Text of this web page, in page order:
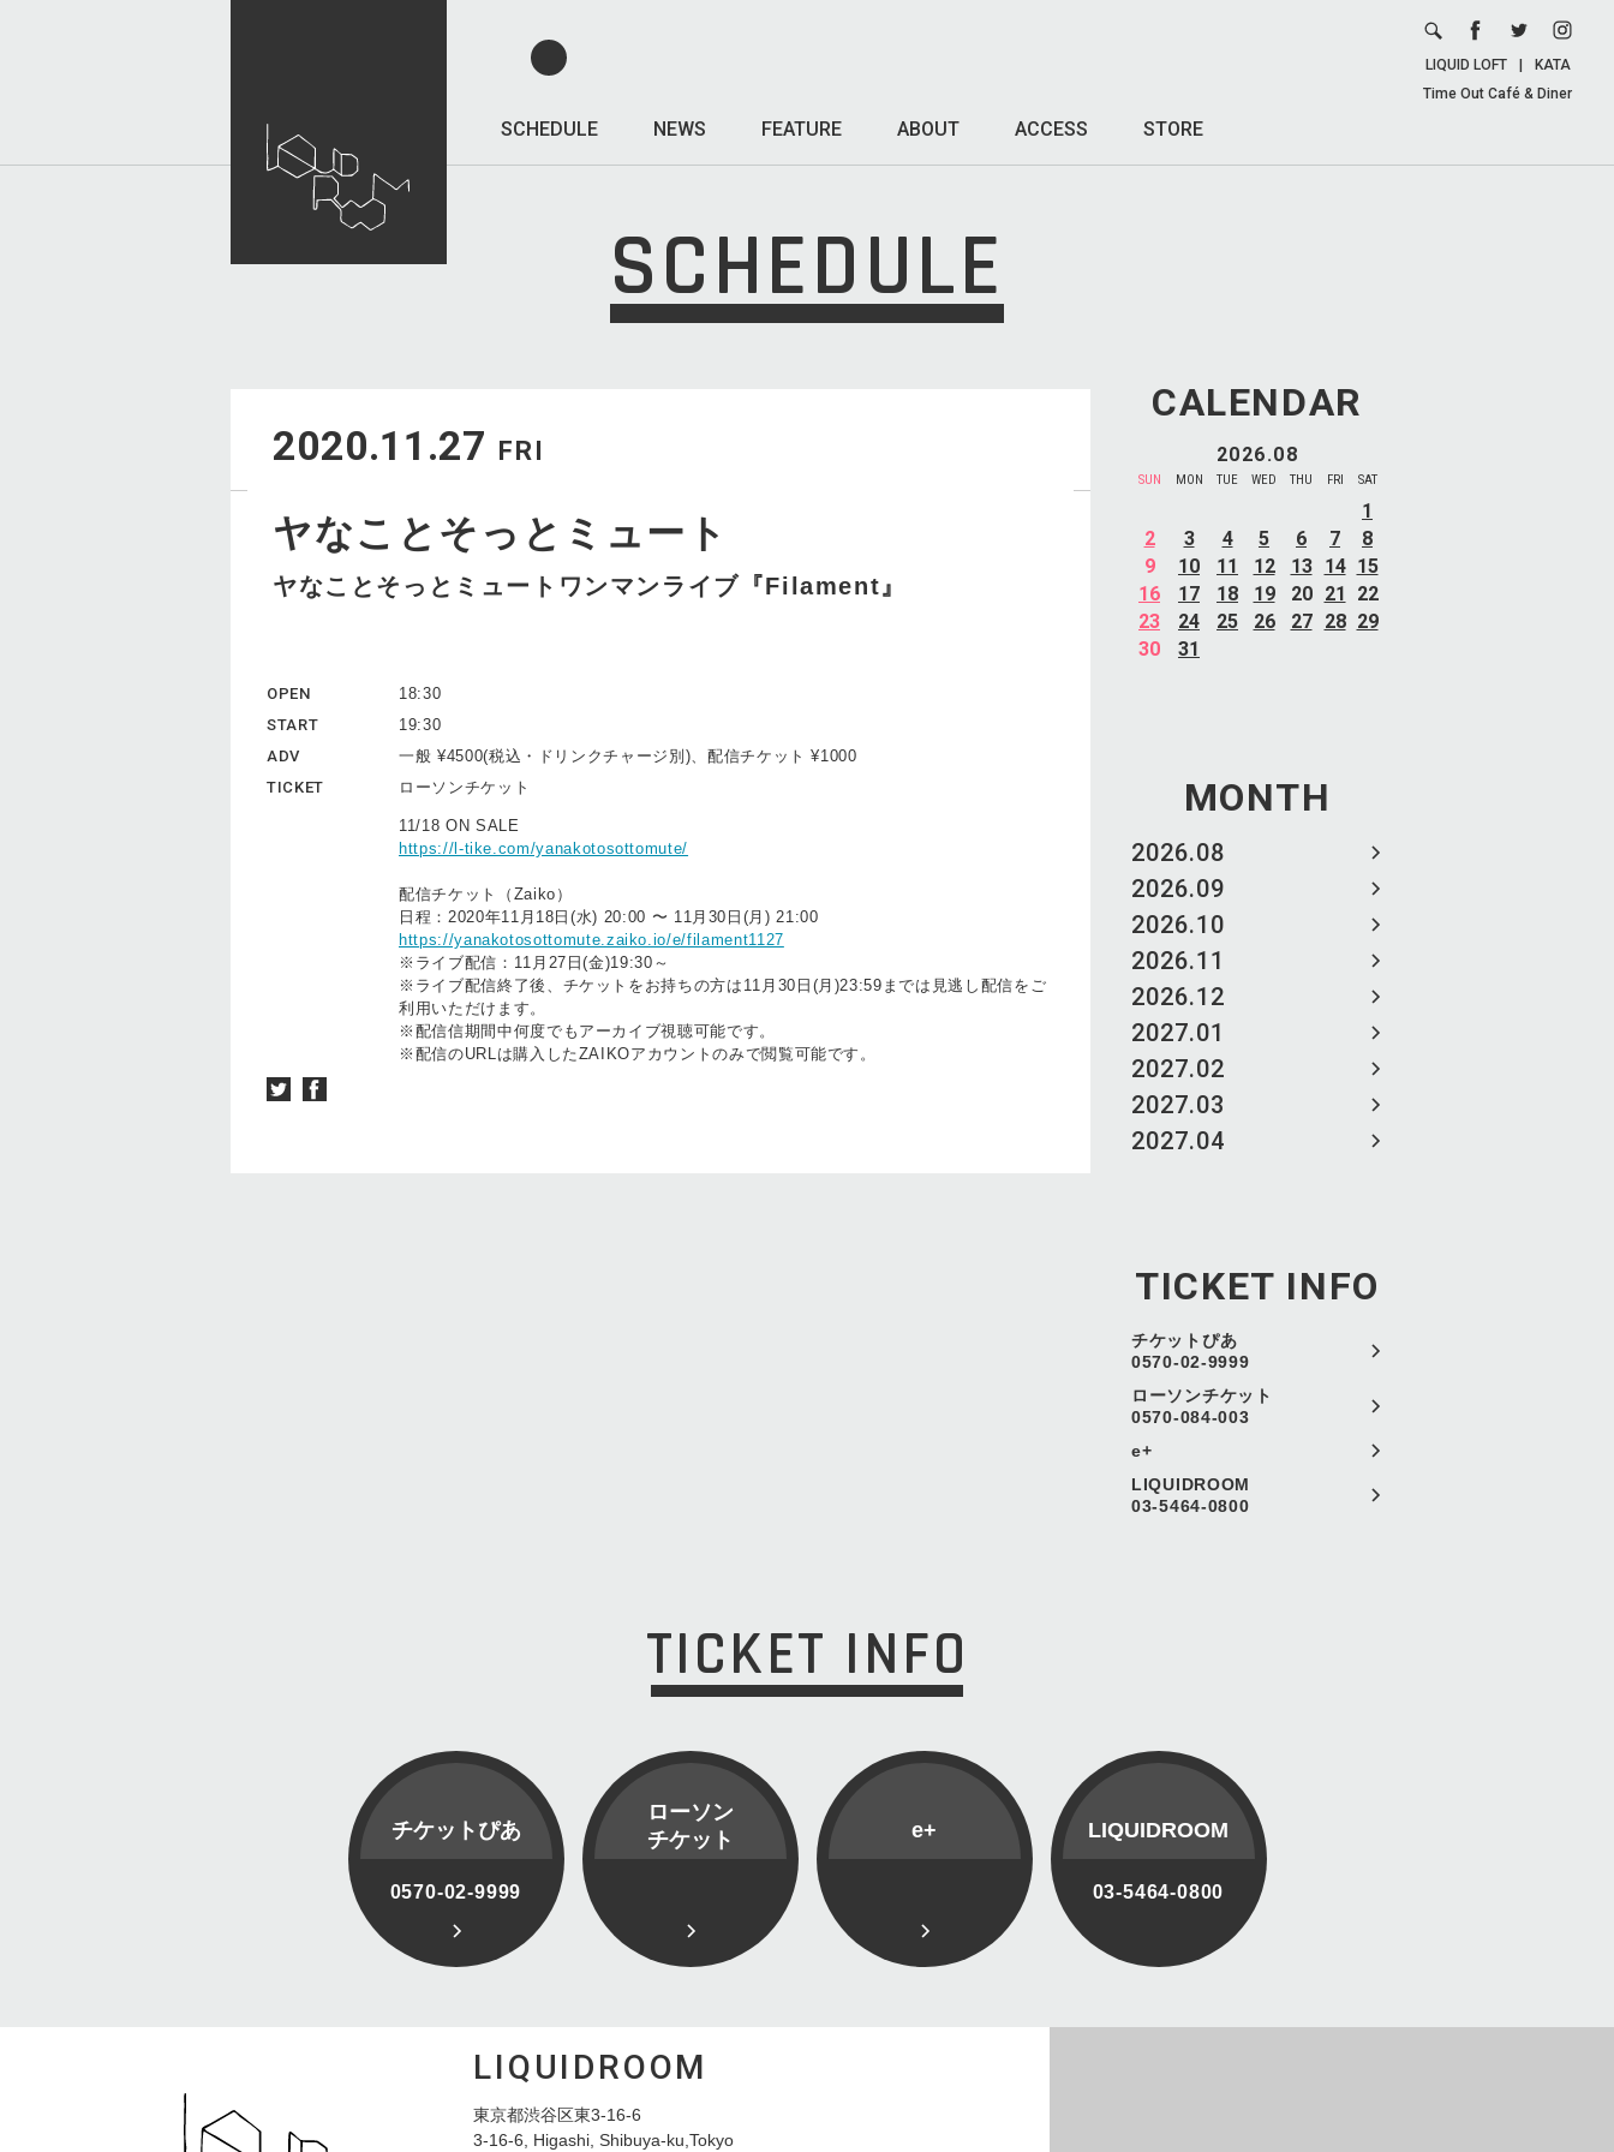
SCHEDULE NEWS FEATURE ABOUT ACCESS STORE
LIQUID LOFT
KATA
Time Out Café & Diner
SCHEDULE
CALENDAR
2026.08
SUN MON TUE WED THU FRI SAT
1
2
3 4 5 6 7
8
9
10 11 12 13 14 15
16
17 18 19 20 21
22
23
24 25 26 27 28 29
30
31
MONTH
2026.08
2026.09
2026.10
2026.11
2026.12
2027.01
2027.02
2027.03
2027.04
TICKET INFO
チケットぴあ
0570-02-9999
ローソンチケット
0570-084-003
e+
LIQUIDROOM
03-5464-0800
2020.11.27 FRI
ヤなことそっとミュート
ヤなことそっとミュートワンマンライブ『Filament』
OPEN
18:30
START
19:30
ADV
一般 ¥4500(税込・ドリンクチャージ別)、配信チケット ¥1000
TICKET
ローソンチケット
11/18 ON SALE
https://l-tike.com/yanakotosottomute/
配信チケット（Zaiko）
日程：2020年11月18日(水) 20:00 〜 11月30日(月) 21:00
https://yanakotosottomute.zaiko.io/e/filament1127
※ライブ配信：11月27日(金)19:30～
※ライブ配信終了後、チケットをお持ちの方は11月30日(月)23:59までは見逃し配信をご
利用いただけます。
※配信信期間中何度でもアーカイブ視聴可能です。
※配信のURLは購入したZAIKOアカウントのみで閲覧可能です。
TICKET INFO
チケットぴあ
0570-02-9999
ローソン
チケット
e+ LIQUIDROOM
03-5464-0800
LIQUIDROOM
東京都渋谷区東3-16-6
3-16-6, Higashi, Shibuya-ku,Tokyo